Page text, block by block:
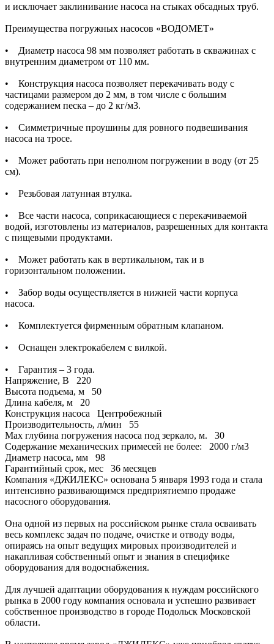
и исключает заклинивание насоса на стыках обсадных труб.
Преимущества погружных насосов «ВОДОМЕТ»
• Диаметр насоса 98 мм позволяет работать в скважинах с
внутренним диаметром от 110 мм.
• Конструкция насоса позволяет перекачивать воду с
частицами размером до 2 мм, в том числе с большим
содержанием песка – до 2 кг/м3.
• Симметричные проушины для ровного подвешивания
насоса на тросе.
• Может работать при неполном погружении в воду (от 25
см).
• Резьбовая латунная втулка.
• Все части насоса, соприкасающиеся с перекачиваемой
водой, изготовлены из материалов, разрешенных для контакта
с пищевыми продуктами.
• Может работать как в вертикальном, так и в
горизонтальном положении.
• Забор воды осуществляется в нижней части корпуса
насоса.
• Комплектуется фирменным обратным клапаном.
• Оснащен электрокабелем с вилкой.
• Гарантия – 3 года.
Напряжение, В
220
Высота подъема, м
50
Длина кабеля, м
20
Конструкция насоса
Центробежный
Производительность, л/мин
55
Max глубина погружения насоса под зеркало, м.
30
Содержание механических примесей не более:
2000 г/м3
Диаметр насоса, мм
98
Гарантийный срок, мес
36 месяцев
Компания «ДЖИЛЕКС» основана 5 января 1993 года и стала
интенсивно развивающимся предприятиемпо продаже
насосного оборудования.
Она одной из первых на российском рынке стала осваивать
весь комплекс задач по подаче, очистке и отводу воды,
опираясь на опыт ведущих мировых производителей и
накапливая собственный опыт и знания в специфике
оборудования для водоснабжения.
Для лучшей адаптации оборудования к нуждам российского
рынка в 2000 году компания основала и успешно развивает
собственное производство в городе Подольск Московской
области.